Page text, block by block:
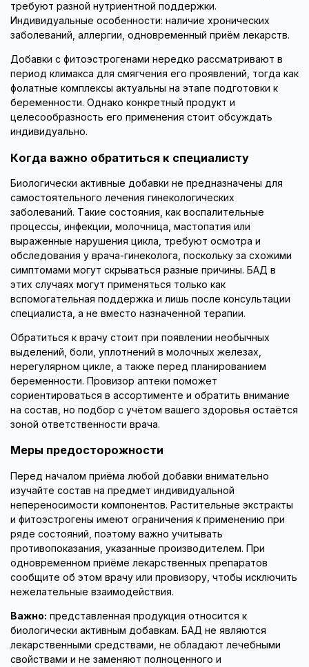
требуют разной нутриентной поддержки.
Индивидуальные особенности: наличие хронических
заболеваний, аллергии, одновременный приём лекарств.
Добавки с фитоэстрогенами нередко рассматривают в
период климакса для смягчения его проявлений, тогда как
фолатные комплексы актуальны на этапе подготовки к
беременности. Однако конкретный продукт и
целесообразность его применения стоит обсуждать
индивидуально.
Когда важно обратиться к специалисту
Биологически активные добавки не предназначены для
самостоятельного лечения гинекологических
заболеваний. Такие состояния, как воспалительные
процессы, инфекции, молочница, мастопатия или
выраженные нарушения цикла, требуют осмотра и
обследования у врача-гинеколога, поскольку за схожими
симптомами могут скрываться разные причины. БАД в
этих случаях могут применяться только как
вспомогательная поддержка и лишь после консультации
специалиста, а не вместо назначенной терапии.
Обратиться к врачу стоит при появлении необычных
выделений, боли, уплотнений в молочных железах,
нерегулярном цикле, а также перед планированием
беременности. Провизор аптеки поможет
сориентироваться в ассортименте и обратить внимание
на состав, но подбор с учётом вашего здоровья остаётся
зоной ответственности врача.
Меры предосторожности
Перед началом приёма любой добавки внимательно
изучайте состав на предмет индивидуальной
непереносимости компонентов. Растительные экстракты
и фитоэстрогены имеют ограничения к применению при
ряде состояний, поэтому важно учитывать
противопоказания, указанные производителем. При
одновременном приёме лекарственных препаратов
сообщите об этом врачу или провизору, чтобы исключить
нежелательные взаимодействия.
Важно: представленная продукция относится к
биологически активным добавкам. БАД не являются
лекарственными средствами, не обладают лечебными
свойствами и не заменяют полноценного и